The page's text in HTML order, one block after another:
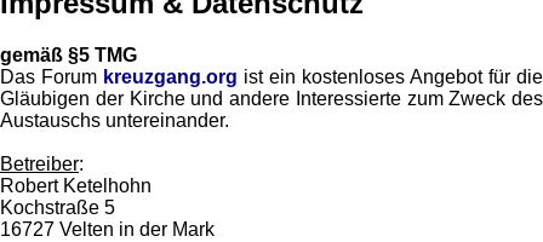
gemäß §5 TMG
Das Forum kreuzgang.org ist ein kostenloses Angebot für die
Gläubigen der Kirche und andere Interessierte zum Zweck des
Austauschs untereinander.
Betreiber:
Robert Ketelhohn
Kochstraße 5
16727 Velten in der Mark